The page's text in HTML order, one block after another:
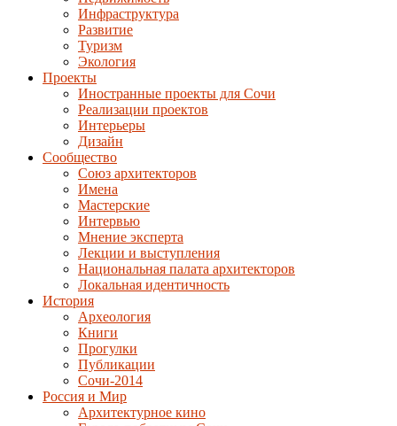
Инфраструктура
Развитие
Туризм
Экология
Проекты
Иностранные проекты для Сочи
Реализации проектов
Интерьеры
Дизайн
Сообщество
Союз архитекторов
Имена
Мастерские
Интервью
Мнение эксперта
Лекции и выступления
Национальная палата архитекторов
Локальная идентичность
История
Археология
Книги
Прогулки
Публикации
Сочи-2014
Россия и Мир
Архитектурное кино